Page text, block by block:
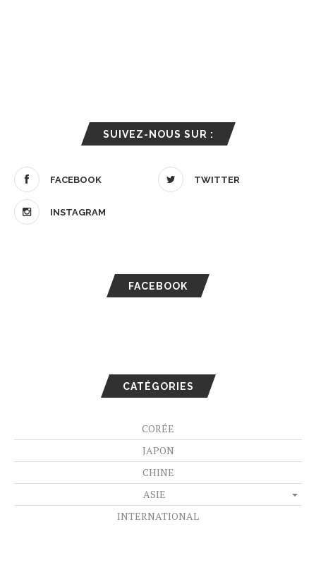
SUIVEZ-NOUS SUR :
FACEBOOK TWITTER
INSTAGRAM
FACEBOOK
CATÉGORIES
CORÉE
JAPON
CHINE
ASIE
INTERNATIONAL